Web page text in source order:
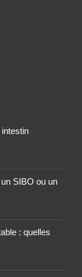
SIBO ou un
: quelles